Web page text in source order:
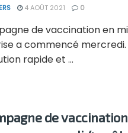
4 AOÛT 2021 0
de vaccination en
a commencé
rapide et ...
de